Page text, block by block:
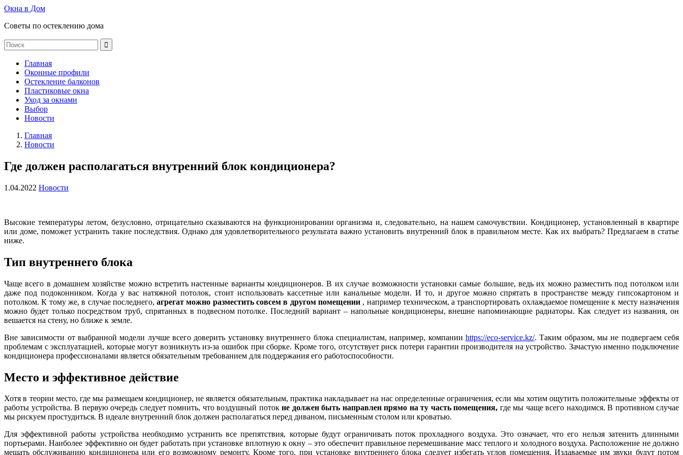
Окна в Дом
Советы по остеклению дома
Главная
Оконные профили
Остекление балконов
Пластиковые окна
Уход за окнами
Выбор
Новости
Главная
Новости
Где должен располагаться внутренний блок кондиционера?
1.04.2022 Новости
Высокие температуры летом, безусловно, отрицательно сказываются на функционировании организма и, следовательно, на нашем самочувствии. Кондиционер, установленный в квартире
или доме, поможет устранить такие последствия. Однако для удовлетворительного результата важно установить внутренний блок в правильном месте. Как их выбрать? Предлагаем в статье
ниже.
Тип внутреннего блока
Чаще всего в домашнем хозяйстве можно встретить настенные варианты кондиционеров. В их случае возможности установки самые большие, ведь их можно разместить под потолком или
даже под подоконником. Когда у вас натяжной потолок, стоит использовать кассетные или канальные модели. И то, и другое можно спрятать в пространстве между гипсокартоном и
потолком. К тому же, в случае последнего,агрегат можно разместить совсем в другом помещении, например техническом, а транспортировать охлаждаемое помещение к месту назначения
можно будет только посредством труб, спрятанных в подвесном потолке. Последний вариант – напольные кондиционеры, внешне напоминающие радиаторы. Как следует из названия, он
вешается на стену, но ближе к земле.
Вне зависимости от выбранной модели лучше всего доверить установку внутреннего блока специалистам, например, компании https://eco-service.kz/. Таким образом, мы не подвергаем себя
проблемам с эксплуатацией, которые могут возникнуть из-за ошибок при сборке. Кроме того, отсутствует риск потери гарантии производителя на устройство. Зачастую именно подключение
кондиционера профессионалами является обязательным требованием для поддержания его работоспособности.
Место и эффективное действие
Хотя в теории место, где мы размещаем кондиционер, не является обязательным, практика накладывает на нас определенные ограничения, если мы хотим ощутить положительные эффекты от
работы устройства. В первую очередь следует помнить, что воздушный поток не должен быть направлен прямо на ту часть помещения, где мы чаще всего находимся. В противном случае
мы рискуем простудиться. В идеале внутренний блок должен располагаться перед диваном, письменным столом или кроватью.
Для эффективной работы устройства необходимо устранить все препятствия, которые будут ограничивать поток прохладного воздуха. Это означает, что его нельзя затенить длинными
портьерами. Наиболее эффективно он будет работать при установке вплотную к окну – это обеспечит правильное перемешивание масс теплого и холодного воздуха. Расположение не должно
мешать обслуживанию кондиционера или его возможному ремонту. Кроме того, при установке внутреннего блока следует избегать углов помещения. Издаваемые им звуки будут потом